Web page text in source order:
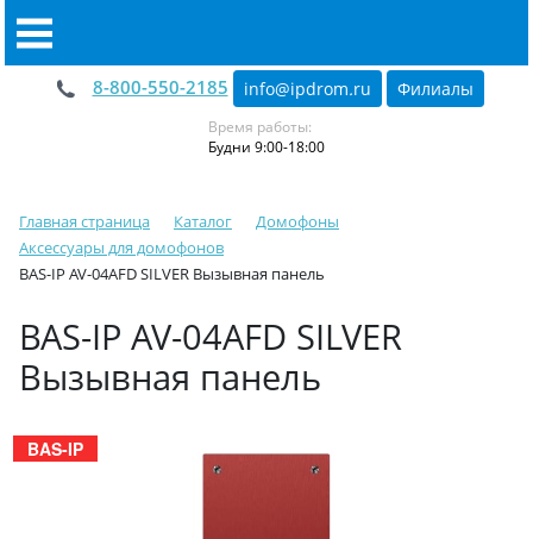
8-800-550-2185 info@ipdrom.ru Филиалы
Время работы:
Будни 9:00-18:00
Главная страница Каталог
Домофоны
Аксессуары для домофонов
BAS-IP AV-04AFD SILVER Вызывная панель
BAS-IP AV-04AFD SILVER
Вызывная панель
BAS-IP